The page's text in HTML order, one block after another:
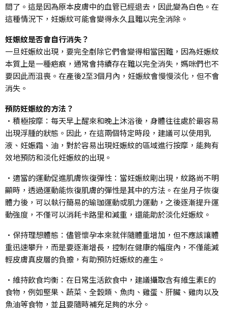
間了。這是因為原本皮膚中的血管已經退去，因此變為白色。在
這種情況下，妊娠紋可能會變得永久且難以完全消除。
妊娠紋是否會自行消失？
一旦妊娠紋出現，要完全剷除它們會變得相當困難，因為妊娠紋
本質上是一種疤痕，通常會持續存在難以完全消失，媽咪們也不
要因此而沮喪。在產後2至3個月內，妊娠紋會慢慢淡化，但不會
消失。
預防妊娠紋的方法？
•積極按摩：每天早上醒來和晚上沐浴後，身體往往處於最容易
出現浮腫的狀態。因此，在這兩個特定時段，建議可以使用乳
液、妊娠霜、油，對於容易出現妊娠紋的區域進行按摩，能夠有
效地預防和淡化妊娠紋的出現。
•適當的運動促進肌膚恢復彈性：當妊娠紋剛出現，紋路尚不明
顯時，透過運動能恢復肌膚的彈性是其中的方法。在坐月子恢復
體力後，可以執行簡易的瑜珈運動或肌力運動，之後逐漸提升運
動強度，不僅可以消耗卡路里和減重，還能助於淡化妊娠紋。
•保持理想體態：儘管懷孕本來就伴隨體重增加，但不應該讓體
重迅速攀升，而是要逐漸增長，控制在健康的幅度內，不僅能減
輕皮膚真皮層的負擔，有助預防妊娠紋的產生。
•維持飲食均衡：在日常生活飲食中，建議攝取含有維生素E的
食物，例如堅果、蔬菜、全穀類、魚肉、雞蛋、肝臟、雞肉以及
魚油等食物，並且要隨時補充足夠的水分。